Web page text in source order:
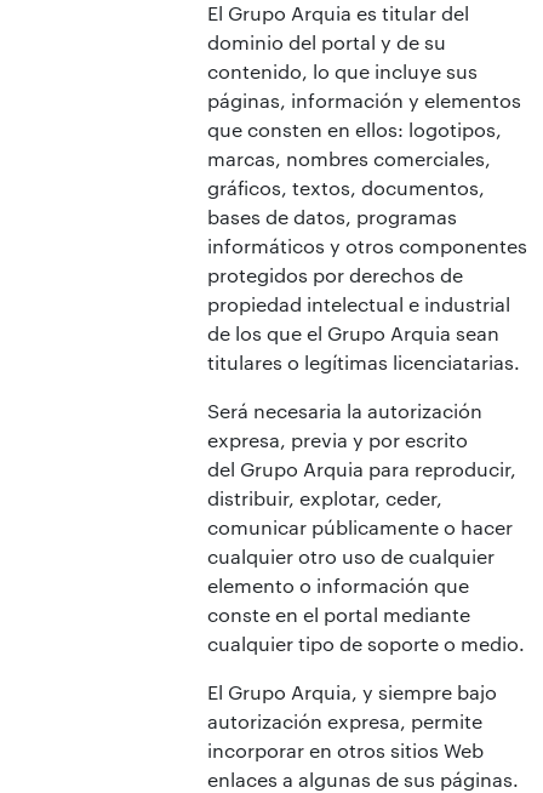
El Grupo Arquia es titular del
dominio del portal y de su
contenido, lo que incluye sus
páginas, información y elementos
que consten en ellos: logotipos,
marcas, nombres comerciales,
gráficos, textos, documentos,
bases de datos, programas
informáticos y otros componentes
protegidos por derechos de
propiedad intelectual e industrial
de los que el Grupo Arquia sean
titulares o legítimas licenciatarias.
Será necesaria la autorización
expresa, previa y por escrito
del Grupo Arquia para reproducir,
distribuir, explotar, ceder,
comunicar públicamente o hacer
cualquier otro uso de cualquier
elemento o información que
conste en el portal mediante
cualquier tipo de soporte o medio.
El Grupo Arquia, y siempre bajo
autorización expresa, permite
incorporar en otros sitios Web
enlaces a algunas de sus páginas.